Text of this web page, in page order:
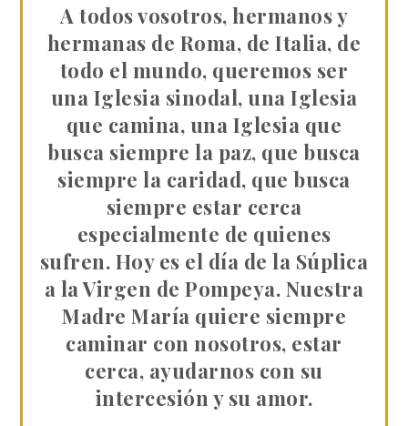
A todos vosotros, hermanos y
hermanas de Roma, de Italia, de
todo el mundo, queremos ser
una Iglesia sinodal, una Iglesia
que camina, una Iglesia que
busca siempre la paz, que busca
siempre la caridad, que busca
siempre estar cerca
especialmente de quienes
sufren. Hoy es el día de la Súplica
a la Virgen de Pompeya. Nuestra
Madre María quiere siempre
caminar con nosotros, estar
cerca, ayudarnos con su
intercesión y su amor.